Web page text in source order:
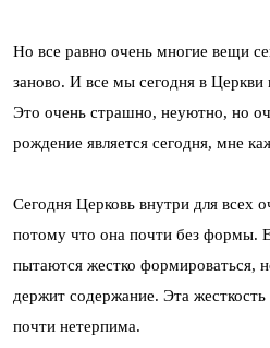
Но все равно очень многие вещи
заново. И все мы сегодня в
Это очень страшно, неуютно, но
рождение является сегодня, мне
Сегодня Церковь внутри для всех
потому что она почти без формы.
пытаются жестко формироваться,
держит содержание. Эта
почти нетерпима.